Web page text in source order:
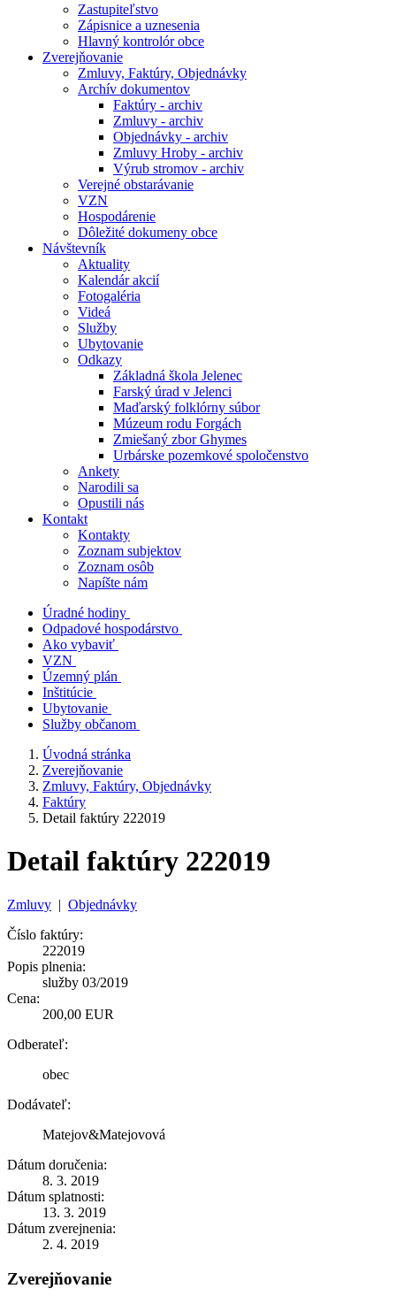
Zastupiteľstvo
Zápisnice a uznesenia
Hlavný kontrolór obce
Zverejňovanie
Zmluvy, Faktúry, Objednávky
Archív dokumentov
Faktúry - archiv
Zmluvy - archiv
Objednávky - archiv
Zmluvy Hroby - archiv
Výrub stromov - archiv
Verejné obstarávanie
VZN
Hospodárenie
Dôležité dokumeny obce
Návštevník
Aktuality
Kalendár akcií
Fotogaléria
Videá
Služby
Ubytovanie
Odkazy
Základná škola Jelenec
Farský úrad v Jelenci
Maďarský folklórny súbor
Múzeum rodu Forgách
Zmiešaný zbor Ghymes
Urbárske pozemkové spoločenstvo
Ankety
Narodili sa
Opustili nás
Kontakt
Kontakty
Zoznam subjektov
Zoznam osôb
Napíšte nám
Úradné hodiny
Odpadové hospodárstvo
Ako vybaviť
VZN
Územný plán
Inštitúcie
Ubytovanie
Služby občanom
Úvodná stránka
Zverejňovanie
Zmluvy, Faktúry, Objednávky
Faktúry
Detail faktúry 222019
Detail faktúry 222019
Zmluvy | Objednávky
Číslo faktúry:
222019
Popis plnenia:
služby 03/2019
Cena:
200,00 EUR
Odberateľ:
obec
Dodávateľ:
Matejov&Matejovová
Dátum doručenia:
8. 3. 2019
Dátum splatnosti:
13. 3. 2019
Dátum zverejnenia:
2. 4. 2019
Zverejňovanie